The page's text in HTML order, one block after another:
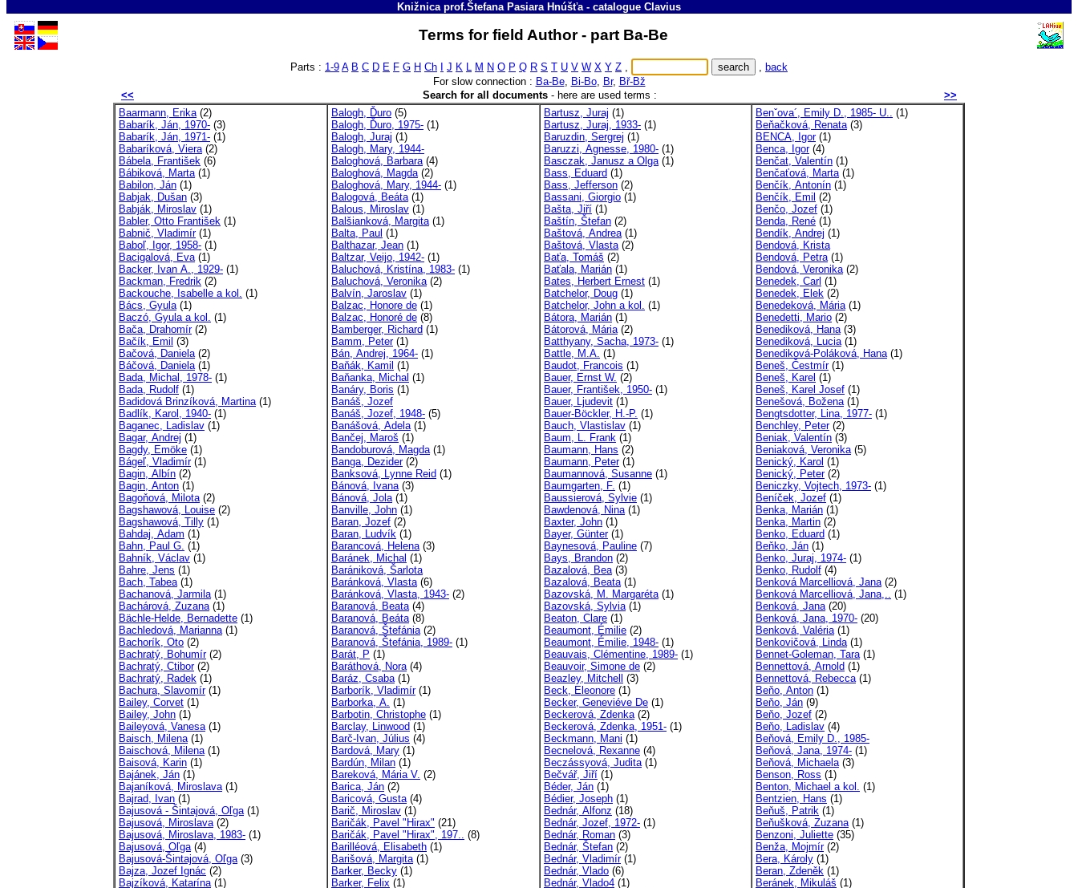
Knižnica prof.Štefana Pasiara Hnúšťa- catalogue Clavius
Terms for field Author - part Ba-Be
Parts : 1-9 A B C D E F G H Ch J K L M N O P Q R S T U V W X Y Z , , back
For slow connection : Ba-Be, Bi-Bo, Br, Bř-Bž
<<
Search for all documents- here are used terms :
>>
Baarmann, Erika(2)
Babarík, Ján, 1970- (3)
Babarík, Ján, 1971- (1)
Babaríková, Viera(2)
Bábela, František (6)
Bábiková, Marta(1)
Babilon, Ján (1)
Babjak, Dušan (3)
Babják, Miroslav (1)
Babler, Otto František (1)
Babnič, Vladimír(1)
Baboľ, Igor, 1958- (1)
Bacigalová, Eva(1)
Backer, Ivan A., 1929- (1)
Backman, Fredrik (2)
Backouche, Isabelle a kol. (1)
Bács, Gyula(1)
Baczó, Gyula a kol. (1)
Bača, Drahomír(2)
Bačík, Emil (3)
Bačová, Daniela(2)
Báčová, Daniela(1)
Bada, Michal, 1978- (1)
Bada, Rudolf (1)
Badidová Brinzíková, Martina(1)
Badlík, Karol, 1940- (1)
Baganec, Ladislav (1)
Bagar, Andrej (1)
Bagdy, Emöke (1)
Bágeľ, Vladimír(1)
Bagin, Albín (2)
Bagin, Anton (1)
Bagoňová, Milota(2)
Bagshawová, Louise (2)
Bagshawová, Tilly (1)
Bahdaj, Adam (1)
Bahn, Paul G. (1)
Bahník, Václav (1)
Bahre, Jens (1)
Bach, Tabea(1)
Bachanová, Jarmila(1)
Bachárová, Zuzana(1)
Bächle-Helde, Bernadette (1)
Bachledová, Marianna(1)
Bachorík, Oto (2)
Bachratý, Bohumír(2)
Bachratý, Ctibor(2)
Bachratý, Radek (1)
Bachura, Slavomír(1)
Bailey, Corvet (1)
Bailey, John (1)
Baileyová, Vanesa(1)
Baisch, Milena(1)
Baischová, Milena(1)
Baisová, Karin (1)
Bajánek, Ján (1)
Bajaníková, Miroslava(1)
Bajrad, Ivan (1)
Bajusová - Šintajová, Oľga(1)
Bajusová, Miroslava(2)
Bajusová, Miroslava, 1983- (1)
Bajusová, Oľga(4)
Bajusová-Šintajová, Oľga(3)
Bajza, Jozef Ignác (2)
Bajzíková, Katarína(1)
Balogh, Ďuro (5)
Balogh, Ďuro, 1975- (1)
Balogh, Juraj (1)
Balogh, Mary, 1944-
Baloghová, Barbara(4)
Baloghová, Magda(2)
Baloghová, Mary, 1944- (1)
Balogová, Beáta(1)
Balous, Miroslav (1)
Balšianková, Margita(1)
Balta, Paul (1)
Balthazar, Jean (1)
Baltzar, Veijo, 1942- (1)
Baluchová, Kristína, 1983- (1)
Baluchová, Veronika(2)
Balvín, Jaroslav (1)
Balzac, Honore de (1)
Balzac, Honoré de (8)
Bamberger, Richard (1)
Bamm, Peter(1)
Bán, Andrej, 1964- (1)
Baňák, Kamil (1)
Baňanka, Michal (1)
Banáry, Boris (1)
Banáš, Jozef
Banáš, Jozef, 1948- (5)
Banášová, Adela(1)
Bančej, Maroš (1)
Bandoburová, Magda(1)
Banga, Dezider(2)
Banksová, Lynne Reid (1)
Bánová, Ivana(3)
Bánová, Jola(1)
Banville, John (1)
Baran, Jozef (2)
Baran, Ludvík (1)
Barancová, Helena(3)
Baránek, Michal (1)
Barániková, Šarlota
Baránková, Vlasta(6)
Baránková, Vlasta, 1943- (2)
Baranová, Beata(4)
Baranová, Beáta(8)
Baranová, Štefánia(2)
Baranová, Štefánia, 1989- (1)
Barát, P (1)
Baráthová, Nora(4)
Baráz, Csaba(1)
Barborík, Vladimír(1)
Barborka, A. (1)
Barbotin, Christophe (1)
Barclay, Linwood (1)
Barč-Ivan, Július (4)
Bardová, Mary (1)
Bardún, Milan (1)
Bareková, Mária V. (2)
Barica, Ján (2)
Baricová, Gusta(4)
Barič, Miroslav (1)
Baričák, Pavel "Hirax" (21)
Baričák, Pavel "Hirax", 197.. (8)
Barilléová, Elisabeth (1)
Barišová, Margita(1)
Barker, Becky (1)
Barker, Felix (1)
Bartusz, Juraj (1)
Bartusz, Juraj, 1933- (1)
Baruzdin, Sergrej (1)
Baruzzi, Agnesse, 1980- (1)
Basczak, Janusz a Olga(1)
Bass, Eduard (1)
Bass, Jefferson (2)
Bassani, Giorgio (1)
Bašta, Jiří (1)
Baštín, Štefan (2)
Baštová, Andrea(1)
Baštová, Vlasta(2)
Baťa, Tomáš (2)
Baťala, Marián (1)
Bates, Herbert Ernest (1)
Batchelor, Doug (1)
Batchelor, John a kol. (1)
Bátora, Marián (1)
Bátorová, Mária(2)
Batthyany, Sacha, 1973- (1)
Battle, M.A. (1)
Baudot, Francois (1)
Bauer, Ernst W. (2)
Bauer, František, 1950- (1)
Bauer, Ljudevit (1)
Bauer-Böckler, H.-P. (1)
Bauch, Vlastislav (1)
Baum, L. Frank (1)
Baumann, Hans (2)
Baumann, Peter(1)
Baumannová, Susanne (1)
Baumgarten, F. (1)
Baussierová, Sylvie (1)
Bawdenová, Nina(1)
Baxter, John (1)
Bayer, Günter(1)
Baynesová, Pauline (7)
Bays, Brandon (2)
Bazalová, Bea(3)
Bazalová, Beata(1)
Bazovská, M. Margaréta(1)
Bazovská, Sylvia(1)
Beaton, Clare (1)
Beaumont, Émilie (2)
Beaumont, Émilie, 1948- (1)
Beauvais, Clémentine, 1989- (1)
Beauvoir, Simone de (2)
Beazley, Mitchell
(3)
Beck, Eleonore (1)
Becker, Geneviéve De (1)
Beckerová, Zdenka(2)
Beckerová, Zdenka, 1951- (1)
Beckmann, Mani (1)
Becnelová, Rexanne (4)
Beczássyová, Judita(1)
Bečvář, Jiří (1)
Béder, Ján (1)
Bédier, Joseph (1)
Bednár, Alfonz (18)
Bednár, Jozef, 1972- (1)
Bednár, Roman (3)
Bednár, Štefan (2)
Bednár, Vladimír(1)
Bednár, Vlado (6)
Bednár, Vlado4 (1)
Benˇova´, Emily D., 1985- U.. (1)
Beňačková, Renata(3)
BENCA, Igor(1)
Benca, Igor(4)
Benčat, Valentín (1)
Benčaťová, Marta(1)
Benčík, Antonín (1)
Benčík, Emil (2)
Benčo, Jozef (1)
Benda, René (1)
Bendík, Andrej (1)
Bendová, Krista
Bendová, Petra(1)
Bendová, Veronika(2)
Benedek, Carl (1)
Benedek, Elek (2)
Benedeková, Mária(1)
Benedetti, Mario (2)
Benediková, Hana(3)
Benediková, Lucia(1)
Benediková-Poláková, Hana(1)
Beneš, Čestmír(1)
Beneš, Karel (1)
Beneš, Karel Josef (1)
Benešová, Božena(1)
Bengtsdotter, Lina, 1977- (1)
Benchley, Peter(2)
Beniak, Valentín (3)
Beniaková, Veronika(5)
Benický, Karol (1)
Benický, Peter(2)
Beniczky, Vojtech, 1973- (1)
Beníček, Jozef (1)
Benka, Marián (1)
Benka, Martin (2)
Benko, Eduard (1)
Beňko, Ján (1)
Benko, Juraj, 1974- (1)
Benko, Rudolf (4)
Benková Marcelliová, Jana(2)
Benková Marcelliová, Jana,.. (1)
Benková, Jana(20)
Benková, Jana, 1970- (20)
Benková, Valéria(1)
Benkovičová, Linda(1)
Bennet-Goleman, Tara(1)
Bennettová, Arnold (1)
Bennettová, Rebecca(1)
Beňo, Anton (1)
Beňo, Ján (9)
Beňo, Jozef (2)
Beňo, Ladislav (4)
Beňová, Emily D., 1985-
Beňová, Jana, 1974- (1)
Beňová, Michaela(3)
Benson, Ross (1)
Benton, Michael a kol. (1)
Bentzien, Hans (1)
Beňuš, Patrik (1)
Beňušková, Zuzana(1)
Benzoni, Juliette (35)
Benža, Mojmír(2)
Bera, Károly (1)
Beran, Zdeněk (1)
Beránek, Mikuláš (1)